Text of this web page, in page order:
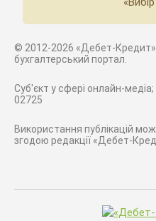
© 2012-2026 «Дебет-Кредит»
бухгалтерський портал.
Суб'єкт у сфері онлайн-
02725
Використання публікацій
згодою редакції «Дебет-